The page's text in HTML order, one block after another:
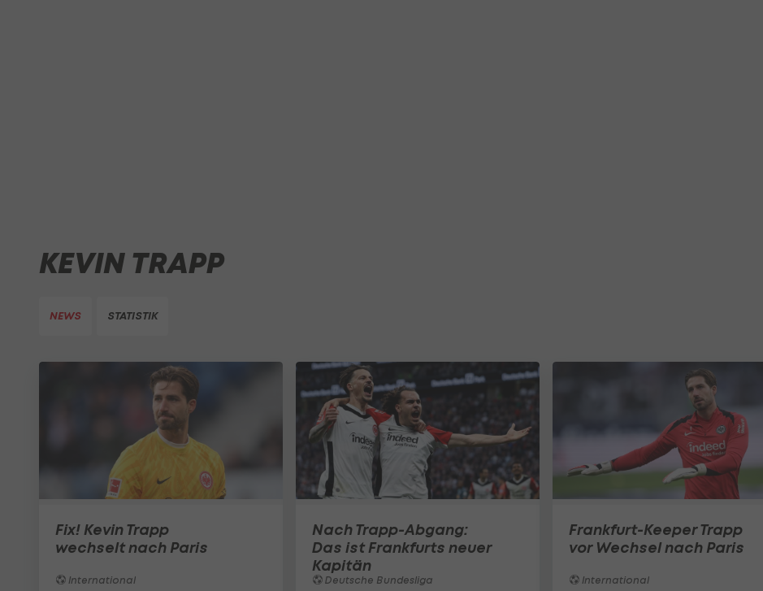
KEVIN TRAPP
NEWS STATISTIK
Fix! Kevin Trapp
wechselt nach Paris
International
Nach Trapp-Abgang:
Das ist Frankfurts neuer
Kapitän
Deutsche Bundesliga
Frankfurt-Keeper Trapp
vor Wechsel nach Paris
International